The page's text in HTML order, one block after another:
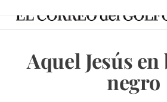
Aquel Jesús
negro